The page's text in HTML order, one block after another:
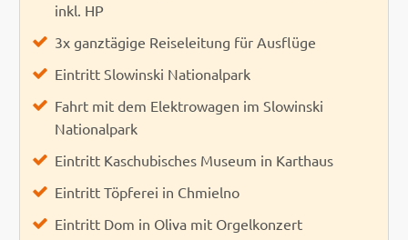
inkl. HP
3x ganztägige Reiseleitung für Ausflüge
Eintritt Slowinski Nationalpark
Fahrt mit dem Elektrowagen im Slowinski
Nationalpark
Eintritt Kaschubisches Museum in Karthaus
Eintritt Töpferei in Chmielno
Eintritt Dom in Oliva mit Orgelkonzert